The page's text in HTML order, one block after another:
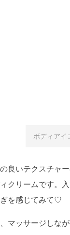
ボディアイ
良いテクスチャ
クリームです。
を感じてみて♡
マッサージしな